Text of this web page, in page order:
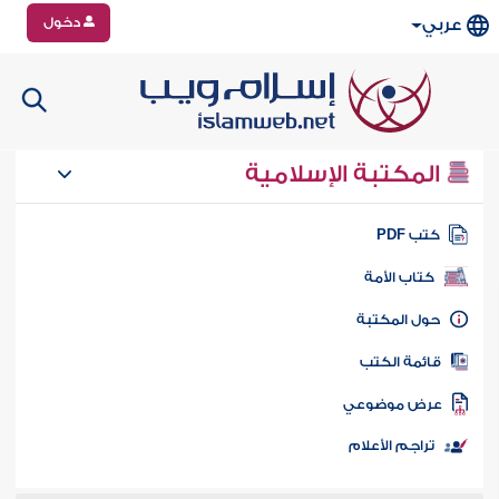
عربي دخول
المكتبة الإسلامية
كتب PDF
كتاب الأمة
المكتبة
الكتب
موضوعي